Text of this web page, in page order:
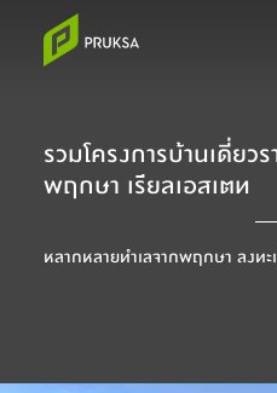
รวมโครงการบ้านเดี่ยว
พฤกษา เรียลเอสเตท
หลากหลายทำเลจากพฤกษา ลงท